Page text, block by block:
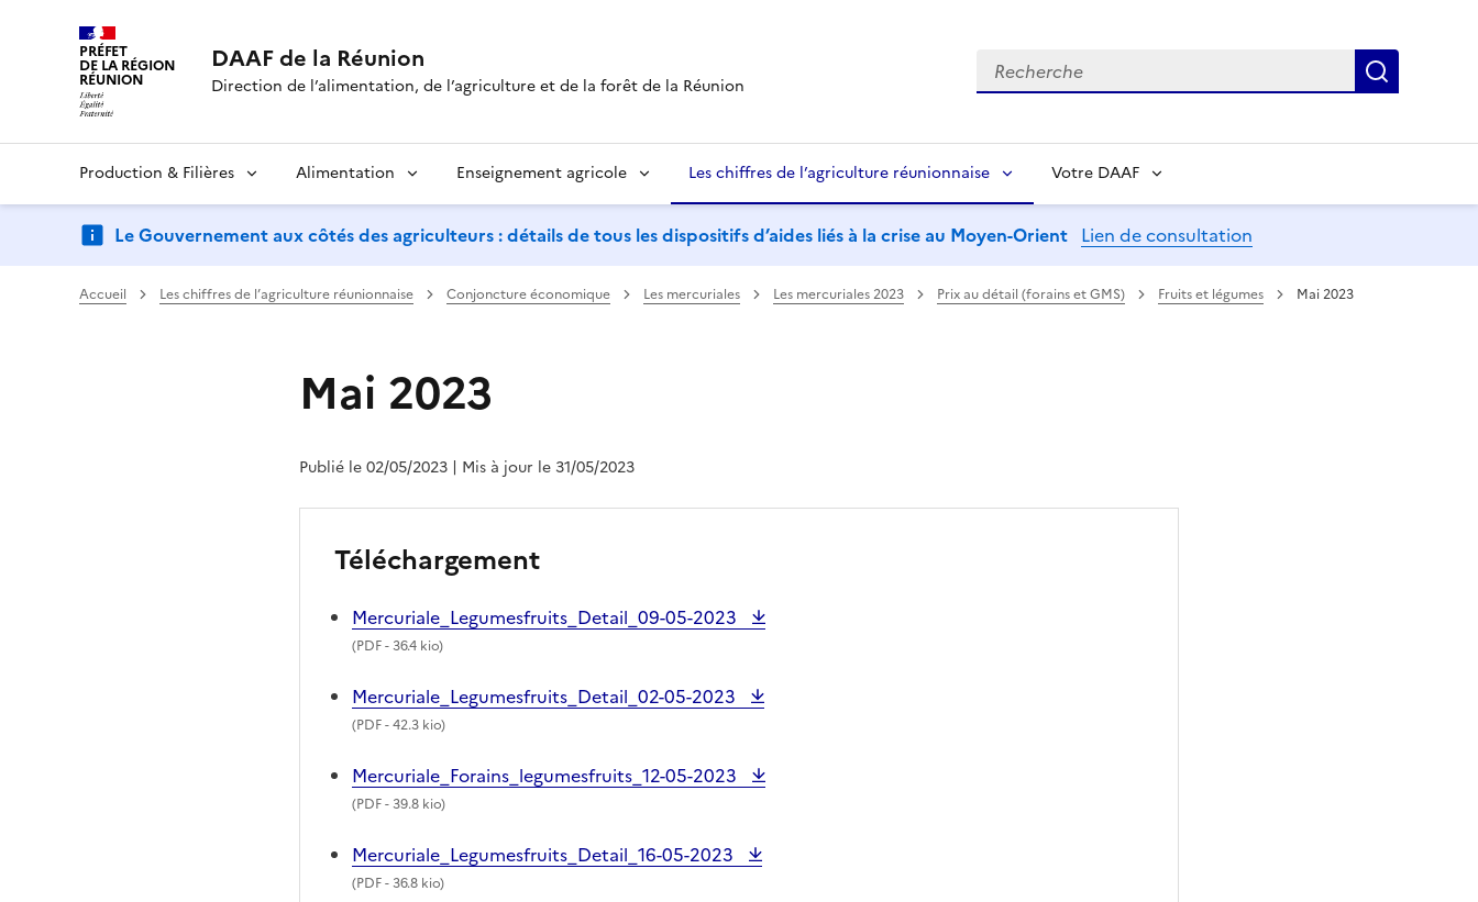
PRÉFET
DE LA RÉGION
RÉUNION
DAAF de la Réunion
Direction de l’alimentation, de l’agriculture et de la forêt de la Réunion
Recherche
Production & Filières Alimentation Enseignement agricole Les chiffres de l’agriculture réunionnaise Votre DAAF
Le Gouvernement aux côtés des agriculteurs : détails de tous les dispositifs d’aides liés à la crise au Moyen-Orient Lien de consultation
Accueil Les chiffres de l’agriculture réunionnaise Conjoncture économique Les mercuriales Les mercuriales 2023 Prix au détail (forains et GMS) Fruits et légumes Mai 2023
Mai 2023
Publié le 02/05/2023 | Mis à jour le 31/05/2023
Téléchargement
Mercuriale_Legumesfruits_Detail_09-05-2023
(PDF- 36.4 kio)
Mercuriale_Legumesfruits_Detail_02-05-2023
(PDF- 42.3 kio)
Mercuriale_Forains_legumesfruits_12-05-2023
(PDF- 39.8 kio)
Mercuriale_Legumesfruits_Detail_16-05-2023
(PDF- 36.8 kio)